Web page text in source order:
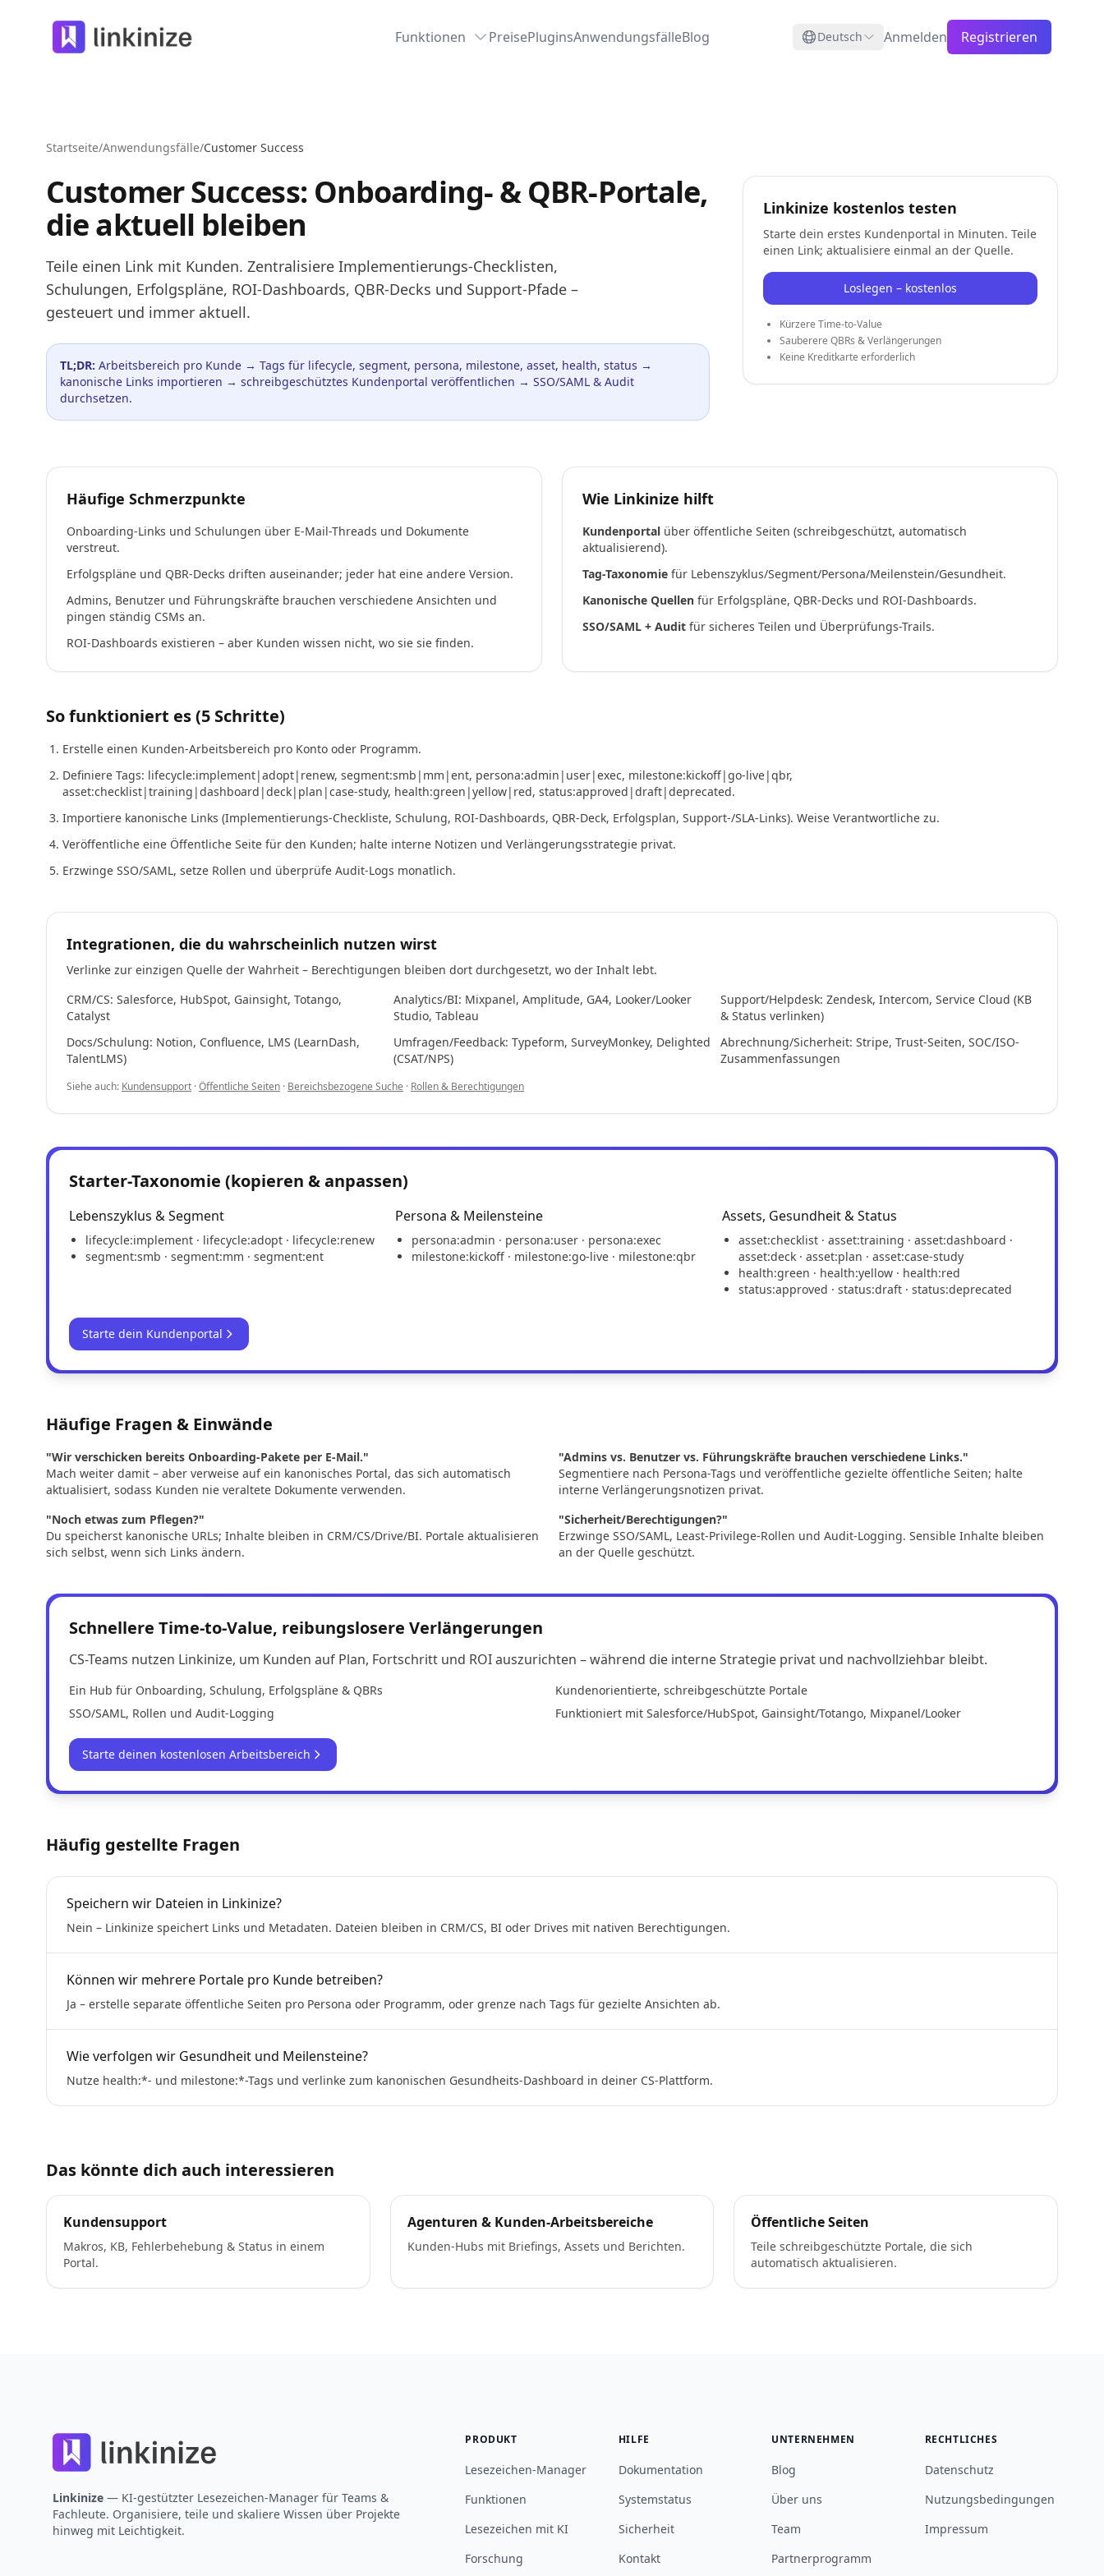
Linkinize Funktionen PreisePluginsAnwendungsfälleBlog Deutsch Anmelden Registrieren
Startseite/Anwendungsfälle/Customer Success
Customer Success: Onboarding- & QBR-Portale,
die aktuell bleiben
Teile einen Link mit Kunden. Zentralisiere Implementierungs-Checklisten,
Schulungen, Erfolgspläne, ROI-Dashboards, QBR-Decks und Support-Pfade –
gesteuert und immer aktuell.
TL;DR: Arbeitsbereich pro Kunde → Tags für lifecycle, segment, persona, milestone, asset, health, status →
kanonische Links importieren → schreibgeschütztes Kundenportal veröffentlichen → SSO/SAML & Audit
durchsetzen.
Linkinize kostenlos testen
Starte dein erstes Kundenportal in Minuten. Teile
einen Link; aktualisiere einmal an der Quelle.
Loslegen – kostenlos
Kürzere Time-to-Value
Sauberere QBRs & Verlängerungen
Keine Kreditkarte erforderlich
Häufige Schmerzpunkte
Onboarding-Links und Schulungen über E-Mail-Threads und Dokumente
verstreut.
Erfolgspläne und QBR-Decks driften auseinander; jeder hat eine andere Version.
Admins, Benutzer und Führungskräfte brauchen verschiedene Ansichten und
pingen ständig CSMs an.
ROI-Dashboards existieren – aber Kunden wissen nicht, wo sie sie finden.
Wie Linkinize hilft
Kundenportal über öffentliche Seiten (schreibgeschützt, automatisch
aktualisierend).
Tag-Taxonomie für Lebenszyklus/Segment/Persona/Meilenstein/Gesundheit.
Kanonische Quellen für Erfolgspläne, QBR-Decks und ROI-Dashboards.
SSO/SAML + Audit für sicheres Teilen und Überprüfungs-Trails.
So funktioniert es (5 Schritte)
Erstelle einen Kunden-Arbeitsbereich pro Konto oder Programm.
Definiere Tags: lifecycle:implement|adopt|renew, segment:smb|mm|ent, persona:admin|user|exec, milestone:kickoff|go-live|qbr,
asset:checklist|training|dashboard|deck|plan|case-study, health:green|yellow|red, status:approved|draft|deprecated.
Importiere kanonische Links (Implementierungs-Checkliste, Schulung, ROI-Dashboards, QBR-Deck, Erfolgsplan, Support-/SLA-Links). Weise Verantwortliche zu.
Veröffentliche eine Öffentliche Seite für den Kunden; halte interne Notizen und Verlängerungsstrategie privat.
Erzwinge SSO/SAML, setze Rollen und überprüfe Audit-Logs monatlich.
Integrationen, die du wahrscheinlich nutzen wirst
Verlinke zur einzigen Quelle der Wahrheit – Berechtigungen bleiben dort durchgesetzt, wo der Inhalt lebt.
CRM/CS: Salesforce, HubSpot, Gainsight, Totango,
Catalyst
Analytics/BI: Mixpanel, Amplitude, GA4, Looker/Looker
Studio, Tableau
Support/Helpdesk: Zendesk, Intercom, Service Cloud (KB
& Status verlinken)
Docs/Schulung: Notion, Confluence, LMS (LearnDash,
TalentLMS)
Umfragen/Feedback: Typeform, SurveyMonkey, Delighted
(CSAT/NPS)
Abrechnung/Sicherheit: Stripe, Trust-Seiten, SOC/ISO-
Zusammenfassungen
Siehe auch: Kundensupport ·Öffentliche Seiten · Bereichsbezogene Suche · Rollen & Berechtigungen
Starter-Taxonomie (kopieren & anpassen)
Lebenszyklus & Segment
lifecycle:implement · lifecycle:adopt · lifecycle:renew
segment:smb · segment:mm · segment:ent
Persona & Meilensteine
persona:admin · persona:user · persona:exec
milestone:kickoff · milestone:go-live · milestone:qbr
Assets, Gesundheit & Status
asset:checklist · asset:training · asset:dashboard ·
asset:deck · asset:plan · asset:case-study
health:green · health:yellow · health:red
status:approved · status:draft · status:deprecated
Starte dein Kundenportal
Häufige Fragen & Einwände
"Wir verschicken bereits Onboarding-Pakete per E-Mail."
Mach weiter damit – aber verweise auf ein kanonisches Portal, das sich automatisch
aktualisiert, sodass Kunden nie veraltete Dokumente verwenden.
"Admins vs. Benutzer vs. Führungskräfte brauchen verschiedene Links."
Segmentiere nach Persona-Tags und veröffentliche gezielte öffentliche Seiten; halte
interne Verlängerungsnotizen privat.
"Noch etwas zum Pflegen?"
Du speicherst kanonische URLs; Inhalte bleiben in CRM/CS/Drive/BI. Portale aktualisieren
sich selbst, wenn sich Links ändern.
"Sicherheit/Berechtigungen?"
Erzwinge SSO/SAML, Least-Privilege-Rollen und Audit-Logging. Sensible Inhalte bleiben
an der Quelle geschützt.
Schnellere Time-to-Value, reibungslosere Verlängerungen
CS-Teams nutzen Linkinize, um Kunden auf Plan, Fortschritt und ROI auszurichten – während die interne Strategie privat und nachvollziehbar bleibt.
Ein Hub für Onboarding, Schulung, Erfolgspläne & QBRs
Kundenorientierte, schreibgeschützte Portale
SSO/SAML, Rollen und Audit-Logging
Funktioniert mit Salesforce/HubSpot, Gainsight/Totango, Mixpanel/Looker
Starte deinen kostenlosen Arbeitsbereich
Häufig gestellte Fragen
Speichern wir Dateien in Linkinize?
Nein – Linkinize speichert Links und Metadaten. Dateien bleiben in CRM/CS, BI oder Drives mit nativen Berechtigungen.
Können wir mehrere Portale pro Kunde betreiben?
Ja – erstelle separate öffentliche Seiten pro Persona oder Programm, oder grenze nach Tags für gezielte Ansichten ab.
Wie verfolgen wir Gesundheit und Meilensteine?
Nutze health:*- und milestone:*-Tags und verlinke zum kanonischen Gesundheits-Dashboard in deiner CS-Plattform.
Das könnte dich auch interessieren
Kundensupport
Makros, KB, Fehlerbehebung & Status in einem
Portal.
Agenturen & Kunden-Arbeitsbereiche
Kunden-Hubs mit Briefings, Assets und Berichten.
Öffentliche Seiten
Teile schreibgeschützte Portale, die sich
automatisch aktualisieren.
Linkinize — KI-gestützter Lesezeichen-Manager für Teams &
Fachleute. Organisiere, teile und skaliere Wissen über Projekte
hinweg mit Leichtigkeit.
PRODUKT
Lesezeichen-Manager
Funktionen
Lesezeichen mit KI
Forschung
HILFE
Dokumentation
Systemstatus
Sicherheit
Kontakt
UNTERNEHMEN
Blog
Über uns
Team
Partnerprogramm
RECHTLICHES
Datenschutz
Nutzungsbedingungen
Impressum